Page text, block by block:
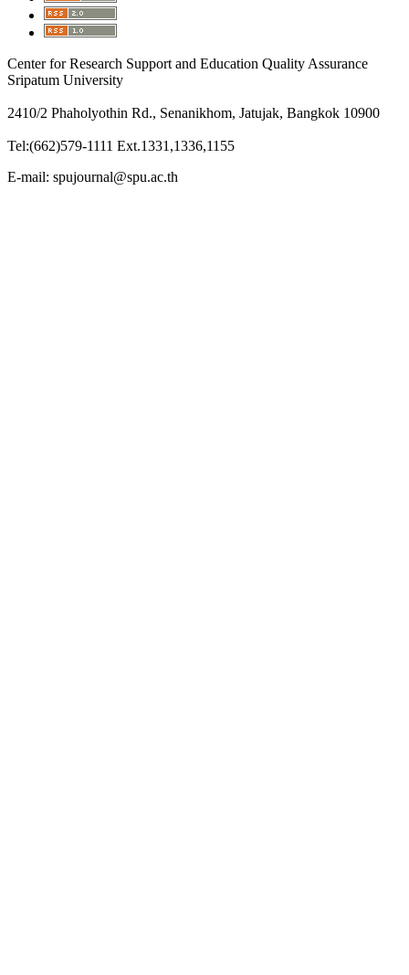
Center for Research Support and Education Quality Assurance
Sripatum University
2410/2 Phaholyothin Rd., Senanikhom, Jatujak, Bangkok 10900
Tel:(662)579-1111 Ext.1331,1336,1155
E-mail: spujournal@spu.ac.th